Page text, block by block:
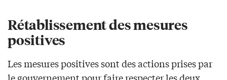
Rétablissement des mesures
positives
Les mesures positives sont des actions prises par
le gouvernement pour faire respecter les deux